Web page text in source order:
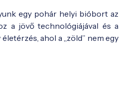
egy pohár helyi bióbort az
a jövő technológiájával és a
ahol a „zöld” nem egy